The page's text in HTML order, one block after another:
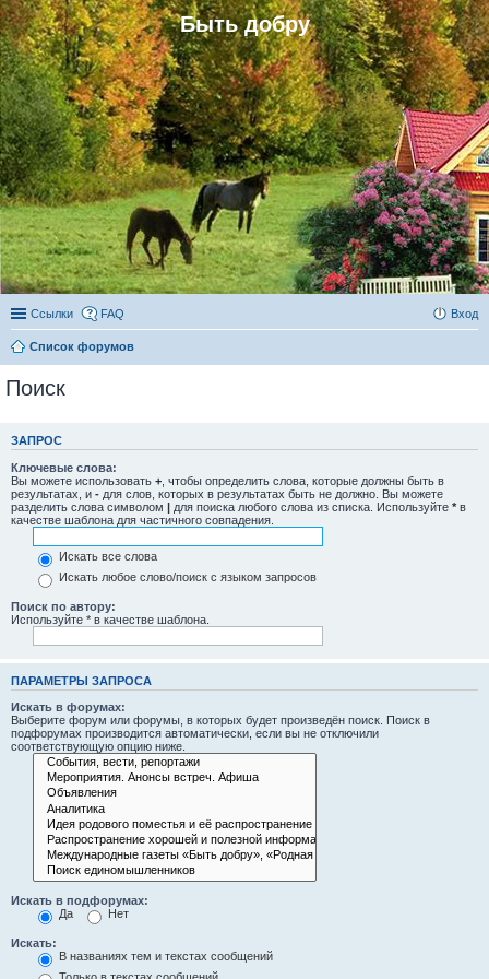
Быть добру
Ссылки FAQ Вход
Список форумов
Поиск
ЗАПРОС
Ключевые слова:
Вы можете использовать + , чтобы определить слова, которые должны быть в
результатах, и - для слов, которых в результатах быть не должно. Вы можете
разделить слова символом | для поиска любого слова из списка. Используйте * в
качестве шаблона для частичного совпадения.
Искать все слова
Искать любое слово/поиск с языком запросов
Поиск по автору:
Используйте * в качестве шаблона.
ПАРАМЕТРЫ ЗАПРОСА
Искать в форумах:
Выберите форум или форумы, в которых будет произведён поиск. Поиск в
подфорумах производится автоматически, если вы не отключили
соответствующую опцию ниже.
Искать в подфорумах:
Да
Нет
Искать:
В названиях тем и текстах сообщений